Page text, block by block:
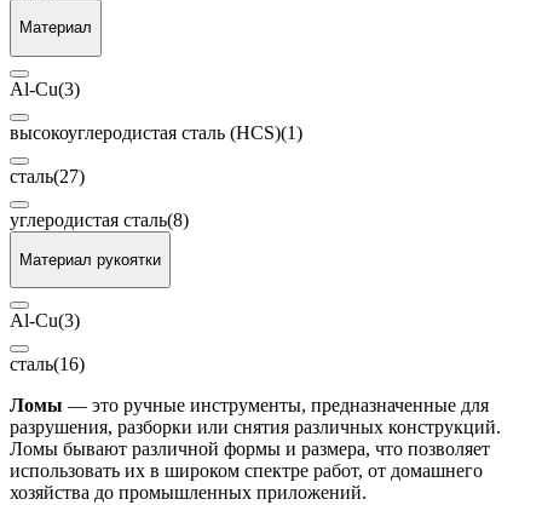
Материал
Al-Cu(3)
высокоуглеродистая сталь (HCS)(1)
сталь(27)
углеродистая сталь(8)
Материал рукоятки
Al-Cu(3)
сталь(16)
Ломы — это ручные инструменты, предназначенные для
разрушения, разборки или снятия различных конструкций.
Ломы бывают различной формы и размера, что позволяет
использовать их в широком спектре работ, от домашнего
хозяйства до промышленных приложений.